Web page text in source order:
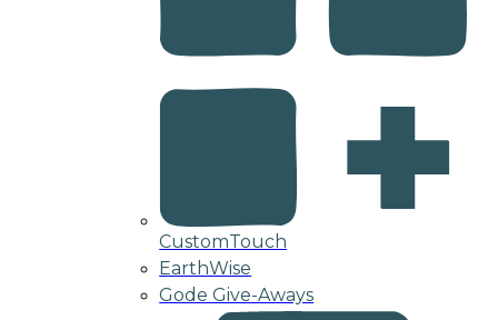
CustomTouch
EarthWise
Gode Give-Aways